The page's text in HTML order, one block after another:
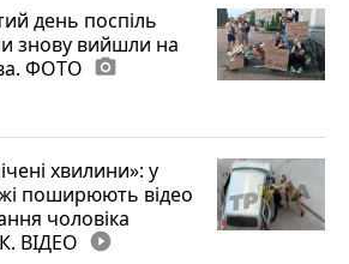
день поспіль
знову вийшли на
ФОТО photo_camera
хвилини»: у
поширюють відео
чоловіка
ВІДЕО play_circle_filled